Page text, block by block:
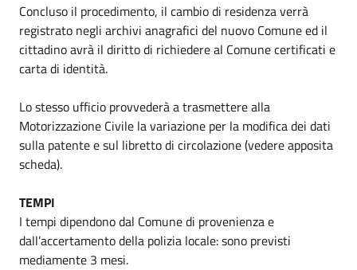
Concluso il procedimento, il cambio di residenza verrà
registrato negli archivi anagrafici del nuovo Comune ed il
cittadino avrà il diritto di richiedere al Comune certificati e
carta di identità.
Lo stesso ufficio provvederà a trasmettere alla
Motorizzazione Civile la variazione per la modifica dei dati
sulla patente e sul libretto di circolazione (vedere apposita
scheda).
TEMPI
I tempi dipendono dal Comune di provenienza e
dall’accertamento della polizia locale: sono previsti
mediamente 3 mesi.